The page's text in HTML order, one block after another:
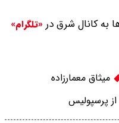
به کانال شرق در «تلگرام»
میثاق معمارزاده
پرسپولیس